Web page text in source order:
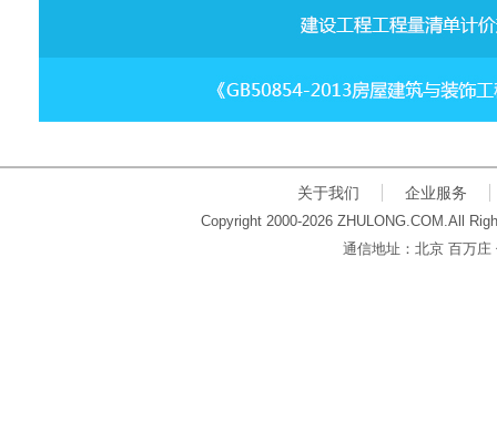
关于我们 企业服务
Copyright 2000-2026 ZHULONG.COM.All
通信地址：北京 百万